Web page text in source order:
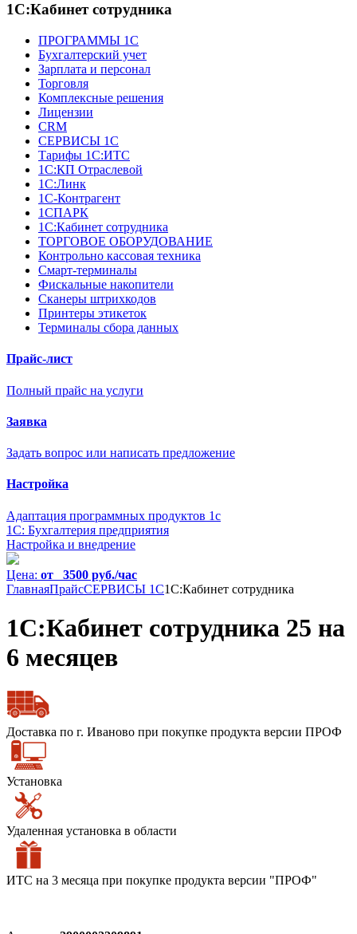
1С:Кабинет сотрудника
ПРОГРАММЫ 1С
Бухгалтерский учет
Зарплата и персонал
Торговля
Комплексные решения
Лицензии
CRM
СЕРВИСЫ 1С
Тарифы 1С:ИТС
1С:КП Отраслевой
1С:Линк
1С-Контрагент
1СПАРК
1С:Кабинет сотрудника
ТОРГОВОЕ ОБОРУДОВАНИЕ
Контрольно кассовая техника
Смарт-терминалы
Фискальные накопители
Сканеры штрихкодов
Принтеры этикеток
Терминалы сбора данных
Прайс-лист
Полный прайс на услуги
Заявка
Задать вопрос или написать предложение
Настройка
Адаптация программных продуктов 1с
1С: Бухгалтерия предприятия
Настройка и внедрение
Цена: от 3500 руб./час
ГлавнаяПрайсСЕРВИСЫ 1С1С:Кабинет сотрудника
1С:Кабинет сотрудника 25 на
6 месяцев
Доставка по г. Иваново при покупке продукта версии ПРОФ
Установка
Удаленная установка в области
ИТС на 3 месяца при покупке продукта версии "ПРОФ"